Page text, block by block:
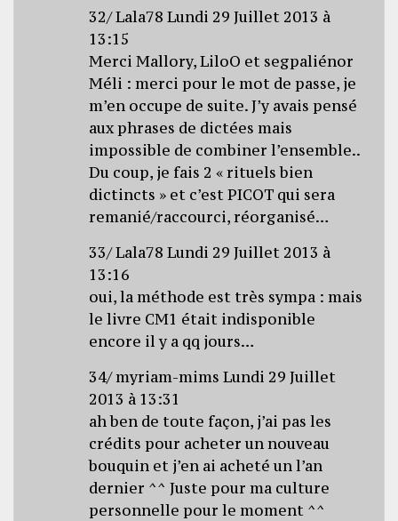
32/ Lala78 Lundi 29 Juillet 2013 à
13:15
Merci Mallory, LiloO et segpaliénor
Méli : merci pour le mot de passe, je
m’en occupe de suite. J’y avais pensé
aux phrases de dictées mais
impossible de combiner l’ensemble..
Du coup, je fais 2 « rituels bien
dictincts » et c’est PICOT qui sera
remanié/raccourci, réorganisé…
33/ Lala78 Lundi 29 Juillet 2013 à
13:16
oui, la méthode est très sympa : mais
le livre CM1 était indisponible
encore il y a qq jours…
34/ myriam-mims Lundi 29 Juillet
2013 à 13:31
ah ben de toute façon, j’ai pas les
crédits pour acheter un nouveau
bouquin et j’en ai acheté un l’an
dernier ^^ Juste pour ma culture
personnelle pour le moment ^^